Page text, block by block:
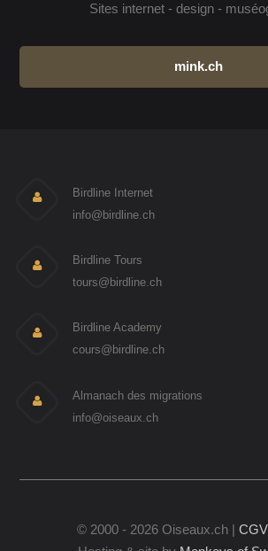
Sites internet - design -
mink.ch
Birdline Internet
info@birdline.ch
Birdline Tours
tours@birdline.ch
Birdline Academy
cours@birdline.ch
Almanach des migrations
info@oiseaux.ch
© 2000 - 2026 Oiseaux.ch | CGV